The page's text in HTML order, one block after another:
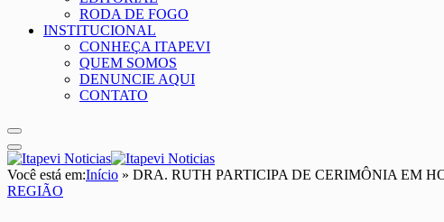
RODA DE FOGO
INSTITUCIONAL
CONHEÇA ITAPEVI
QUEM SOMOS
DENUNCIE AQUI
CONTATO
Você está em:Início » DRA. RUTH PARTICIPA DE CERIMÔNIA EM
REGIÃO